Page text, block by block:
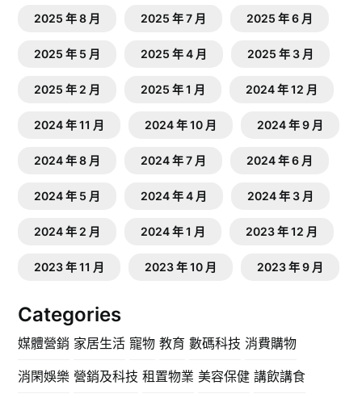
2025 年 8 月 2025 年 7 月 2025 年 6 月
2025 年 5 月 2025 年 4 月 2025 年 3 月
2025 年 2 月 2025 年 1 月 2024 年 12 月
2024 年 11 月 2024 年 10 月 2024 年 9 月
2024 年 8 月 2024 年 7 月 2024 年 6 月
2024 年 5 月 2024 年 4 月 2024 年 3 月
2024 年 2 月 2024 年 1 月 2023 年 12 月
2023 年 11 月 2023 年 10 月 2023 年 9 月
Categories
媒體營銷 家居生活 寵物 教育 數碼科技 消費購物
消閑娛樂 營銷及科技 租置物業 美容保健 講飲講食